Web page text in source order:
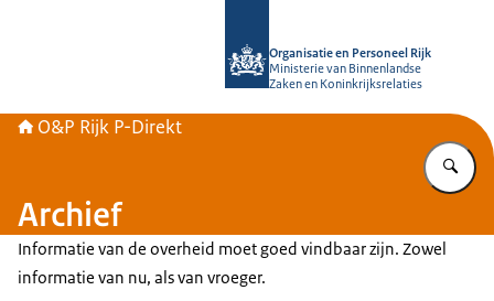
Organisatie en Personeel Rijk
Ministerie van Binnenlandse
Zaken en Koninkrijksrelaties
O&P Rijk P-Direkt
Archief
Informatie van de overheid moet goed vindbaar zijn. Zowel
informatie van nu, als van vroeger.